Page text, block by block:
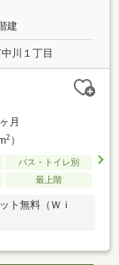
建
川１丁目
月
2）
バス・トイレ別
最上階
ト無料（Ｗｉ